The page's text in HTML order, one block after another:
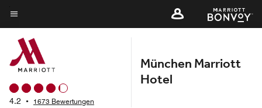
Skip
to
main
content
Menütext
4.2 • 1673 Bewertungen
München Marriott
Hotel